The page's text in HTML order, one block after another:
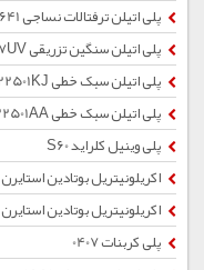
پلی اتیلن ترفتالات نساجی Super Bright TG641
پلی اتیلن سنگین تزریقی 62N07UV
پلی اتیلن سبک خطی 22501KJ
پلی اتیلن سبک خطی 22501AA
پلی وینیل کلراید S60
اکریلونیتریل بوتادین استایرن 50 - گرید طبیعی
اکریلونیتریل بوتادین استایرن 75 - گرید طبیعی
پلی کربنات 0407